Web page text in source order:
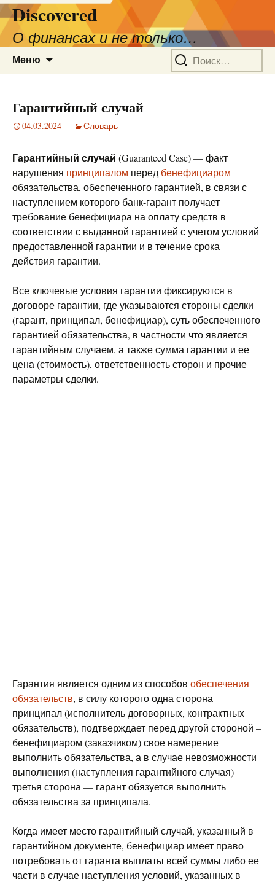
Discovered
О финансах и не только…
Меню Найти:
Гарантийный случай
04.03.2024 Словарь
Гарантийный случай (Guaranteed Case) — факт
нарушения принципалом перед бенефициаром
обязательства, обеспеченного гарантией, в связи с
наступлением которого банк-гарант получает
требование бенефициара на оплату средств в
соответствии с выданной гарантией с учетом условий
предоставленной гарантии и в течение срока
действия гарантии.
Все ключевые условия гарантии фиксируются в
договоре гарантии, где указываются стороны сделки
(гарант, принципал, бенефициар), суть обеспеченного
гарантией обязательства, в частности что является
гарантийным случаем, а также сумма гарантии и ее
цена (стоимость), ответственность сторон и прочие
параметры сделки.
Гарантия является одним из способов обеспечения
обязательств, в силу которого одна сторона –
принципал (исполнитель договорных, контрактных
обязательств), подтверждает перед другой стороной –
бенефициаром (заказчиком) свое намерение
выполнить обязательства, а в случае невозможности
выполнения (наступления гарантийного случая)
третья сторона — гарант обязуется выполнить
обязательства за принципала.
Когда имеет место гарантийный случай, указанный в
гарантийном документе, бенефициар имеет право
потребовать от гаранта выплаты всей суммы либо ее
части в случае наступления условий, указанных в